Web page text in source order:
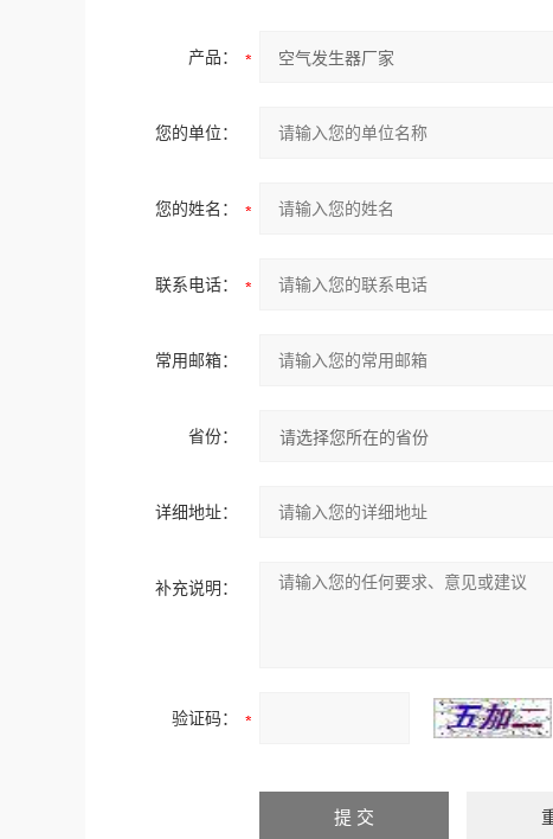
产品：
您的单位：
您的姓名：
联系电话：
常用邮箱：
省份：
详细地址：
补充说明：
验证码：